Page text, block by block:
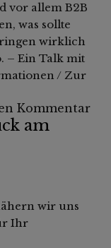
vor allem B2B
was sollte
wirklich
– Ein Talk mit
/ Zur
Kommentar
am
wir uns
Ihr